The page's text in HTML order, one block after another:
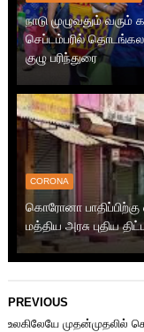
நாடு முழுவதும்
செப்டம்பரில்
குழு பரிந்துரை
CORONA
கொரோனா
மத்திய அரசு புதிய
PREVIOUS
உலகிலேயே முதன்முதலில்